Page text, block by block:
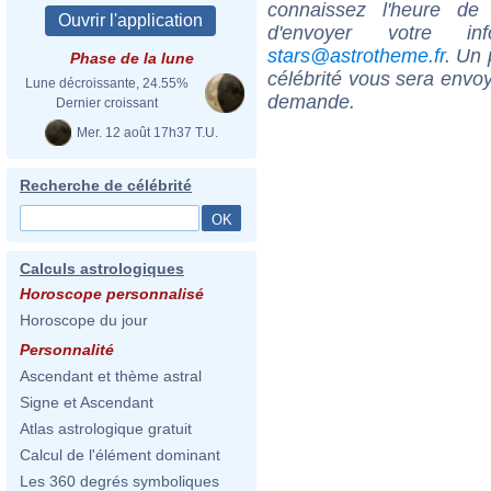
Phase de la lune
Lune décroissante, 24.55%
Dernier croissant
Mer. 12 août 17h37 T.U.
Recherche de célébrité
Calculs astrologiques
Horoscope personnalisé
Horoscope du jour
Personnalité
Ascendant et thème astral
Signe et Ascendant
Atlas astrologique gratuit
Calcul de l'élément dominant
Les 360 degrés symboliques
connaissez l'heure
d'envoyer votre
stars@astrotheme.fr. Un
célébrité vous sera
demande.